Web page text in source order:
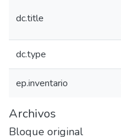
dc.title
dc.type
ep.inventario
Archivos
Bloque original